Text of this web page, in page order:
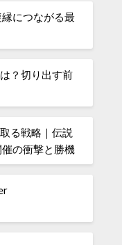
につながる最
？切り出す前
る戦略｜伝説
の衝撃と勝機